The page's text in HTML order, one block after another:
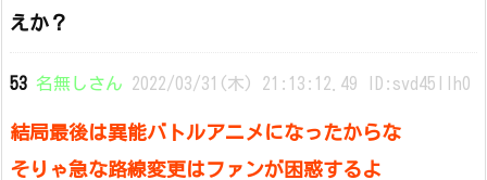
えか？
53 名無しさん 2022/03/31(木) 21:13:12.49 ID:svd45llh0
結局最後は異能バトルアニメになったからな
そりゃ急な路線変更はファンが困惑するよ